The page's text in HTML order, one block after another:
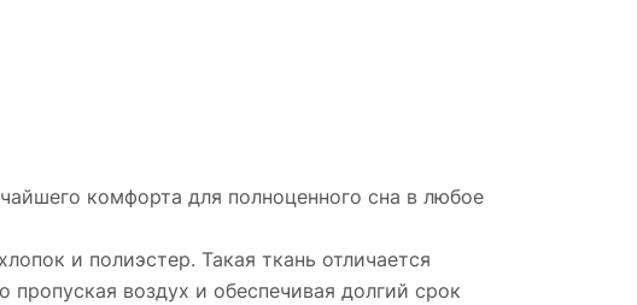
комфорта для полноценного сна в любое
и полиэстер. Такая ткань отличается
воздух и обеспечивая долгий срок